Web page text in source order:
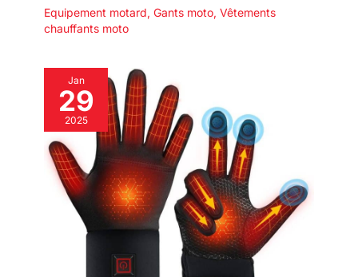
Equipement motard, Gants moto, Vêtements
chauffants moto
Jan
29
2025